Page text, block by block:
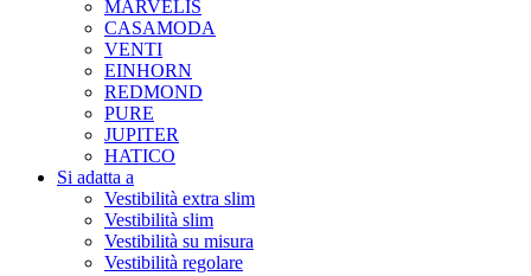
MARVELIS
CASAMODA
VENTI
EINHORN
REDMOND
PURE
JUPITER
HATICO
Si adatta a
Vestibilità extra slim
Vestibilità slim
Vestibilità su misura
Vestibilità regolare